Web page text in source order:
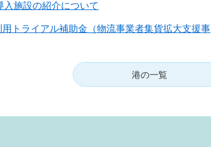
入施設の紹介について
トライアル補助金（物流事業者集貨拡大支援事
港の一覧